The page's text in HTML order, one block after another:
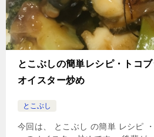
とこぶしの簡単レシピ・トコ
オイスター炒め
とこぶし
今回は、 とこぶし の簡単 レシピ